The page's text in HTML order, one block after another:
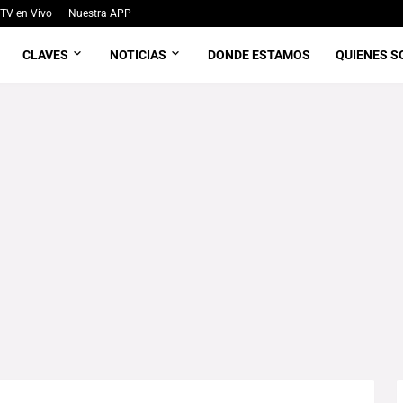
TV en Vivo Nuestra APP
CLAVES NOTICIAS DONDE ESTAMOS QUIENES